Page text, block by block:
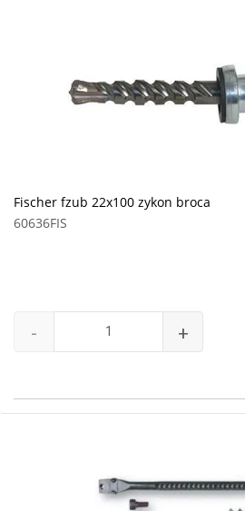
Fischer fzub 22x100 zykon broca
60636FIS
- +